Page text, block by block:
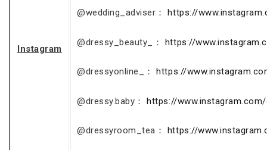
Instagram
@wedding_adviser： https://
@dressy_beauty_： https://
@dressyonline_： https://
@dressy.baby：https://
@dressyroom_tea： https://